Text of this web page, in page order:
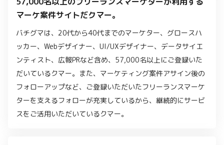
マーケ案件サイトだクマー。
バチグマは、20代から40代までのマーケター、グロースハ
ッカー、Webデザイナー、UI/UXデザイナー、データサイエ
ンティスト、広報PRなど含め、57,000名以上にご登録いた
だいているクマー。また、マーケティング案件アサイン後の
フォローアップなど、ご登録いただいたフリーランスマーケ
ターを支えるフォローが充実しているから、継続的にサービ
スをご活用いただいているクマー。